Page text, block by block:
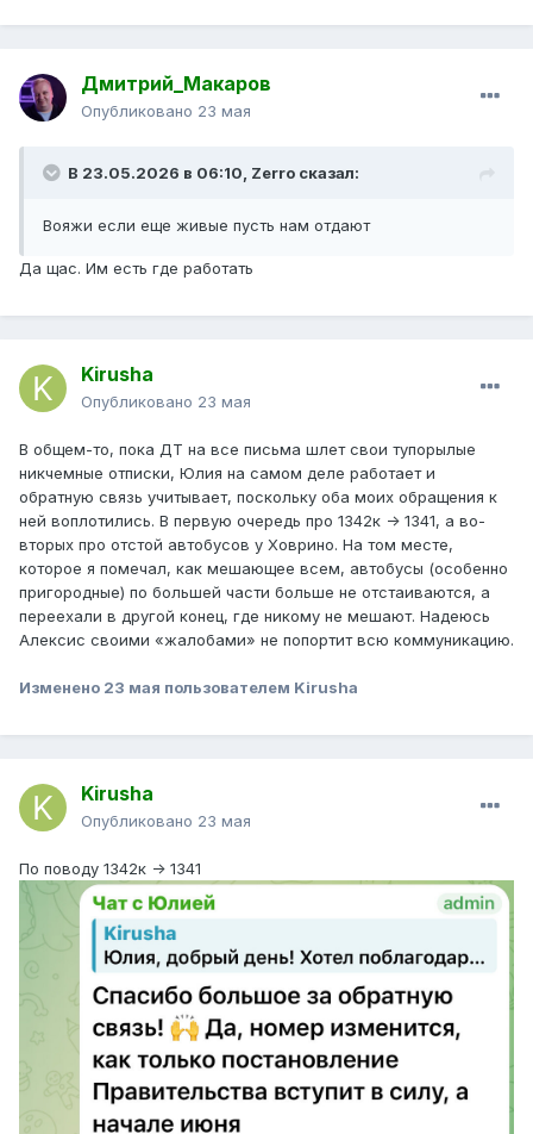
Дмитрий_Макаров
Опубликовано 23 мая
В 23.05.2026 в 06:10, Zerro сказал:
Вояжи если еще живые пусть нам отдают
Да щас. Им есть где работать
Kirusha
Опубликовано 23 мая
В общем-то, пока ДТ на все письма шлет свои тупорылые
никчемные отписки, Юлия на самом деле работает и
обратную связь учитывает, поскольку оба моих обращения к
ней воплотились. В первую очередь про 1342к -> 1341, а во-
вторых про отстой автобусов у Ховрино. На том месте,
которое я помечал, как мешающее всем, автобусы (особенно
пригородные) по большей части больше не отстаиваются, а
переехали в другой конец, где никому не мешают. Надеюсь
Алексис своими «жалобами» не попортит всю коммуникацию.
Изменено 23 мая пользователем Kirusha
Kirusha
Опубликовано 23 мая
По поводу 1342к -> 1341